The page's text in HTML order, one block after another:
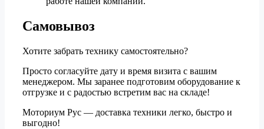
Самовывоз
Хотите забрать технику самостоятельно?
Просто согласуйте дату и время визита с вашим
менеджером. Мы заранее подготовим оборудование к
отгрузке и с радостью встретим вас на складе!
Моториум Рус — доставка техники легко, быстро и
выгодно!